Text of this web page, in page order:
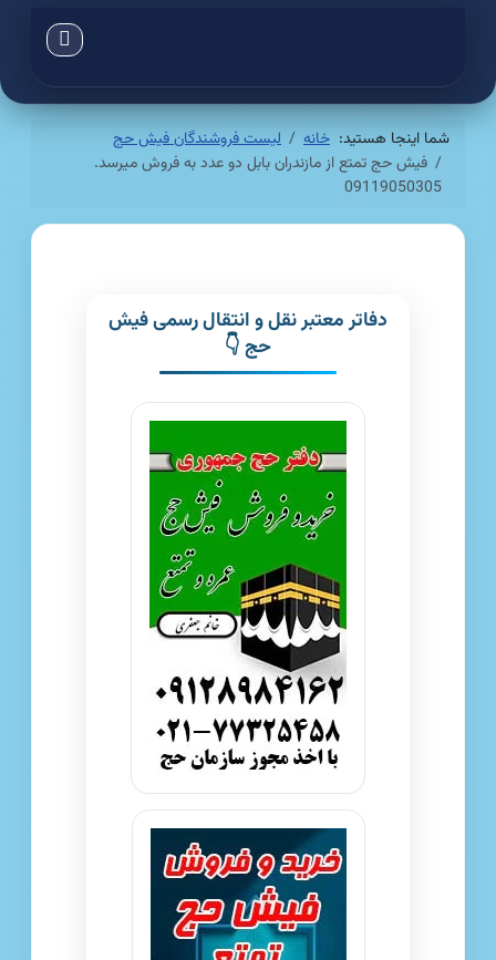
شما اینجا هستید: خانه
لیست فروشندگان فیش حج
فیش حج تمتع از مازندران بابل دو عدد به فروش میرسد.
09119050305
دفاتر معتبر نقل و انتقال رسمی فیش
حج 👇